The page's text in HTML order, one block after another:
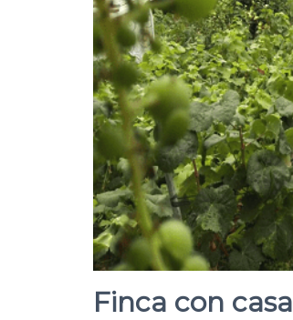
Finca con casa